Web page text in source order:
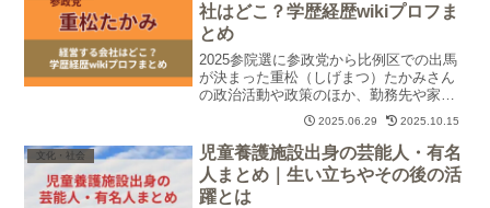
社はどこ？学歴経歴wikiプロフま
とめ
2025参院選に参政党から比例区での出馬
が決まった重松（しげまつ）たかみさん
の政治活動や政策のほか、勤務先や家族
といったプライベートな部分についても
紹介していきます。参政党やフレッシュ
な候補者に関心がある人にはきっと参考
になる内容なので、ぜひ最後まで御覧く
ださいm(_ _)m
2025.06.29 2025.10.15
文化・社会
児童養護施設出身の芸能人・有名
人まとめ｜生い立ちやその後の活
躍とは